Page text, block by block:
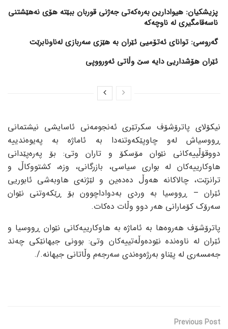
پزیشکیان: هیوادارین بەرەکەتی جەژنی قوربان ببێتە هۆی نەهێشتنی
ناسەقامگیری لە ناوچەکە
گەروسی: توانای ئەتۆمیی ئێران بە هێزی سەربازی لەناونابرێت
ئێران هۆشداریی دایە سێ وڵاتی ئەورووپی
نیکۆلای پاترۆشۆف سکرتێری ئەنجومەنی ئاسایشی نیشتمانی
ڕووسیاش لەو چاوپێکەوتنەدا بە ئاماژە بە پەیوەندییە
دووقۆڵییەکانی نێوان مۆسکۆ و تاران وتی: بۆ پەرەپێدانی
هاوکارییەکان لە بواری سیاسی، بازرگانی، وزە، کشتووکاڵ و
ترانزێت، چالاکانە هەوڵ دەدەین و لێژنەی هاوبەشی ئابوریی
ئێران – ڕووسیا بە وردی بەدواداچوون بۆ ڕێکەوتنی نێوان
سەرۆک کۆمارانی هەر دوو وڵات دەکات.
پاترۆشۆف هەروەها بە ئاماژە بە هاوکارییەکانی نێوان ڕووسیا و
ئێران لە ناوەندە نێودەوڵەتییەکان وتی: بوونی جیهانێکی چەند
جەمسەری لە پێناو بەرژەوەندی سەرجەم وڵاتانی جیهانە./.
Previous Post